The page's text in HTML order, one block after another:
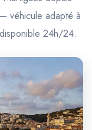
véhicule adapté à
24h/24.